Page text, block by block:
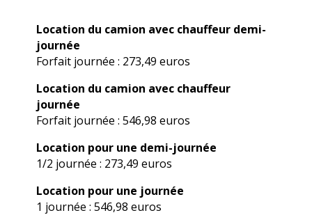
Location du camion avec chauffeur demi-
journée
Forfait journée : 273,49 euros
Location du camion avec chauffeur
journée
Forfait journée : 546,98 euros
Location pour une demi-journée
1/2 journée : 273,49 euros
Location pour une journée
1 journée : 546,98 euros